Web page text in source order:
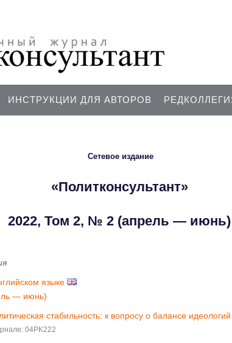
ИНСТРУКЦИИ ДЛЯ АВТОРОВ
Сетевое издание
«Политконсультант»
2022, Том 2, № 2 (апрель — июнь)
языке
— июнь)
стабильность: к вопросу о балансе идеологий
04PK222